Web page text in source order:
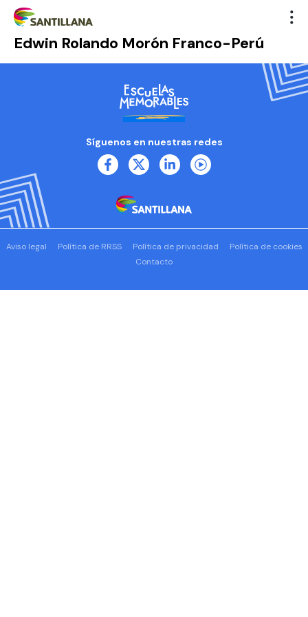
Edwin Rolando Morón Franco-Perú
Síguenos en nuestras redes
Aviso legal Política de RRSS Política de privacidad
Política de cookies
Contacto